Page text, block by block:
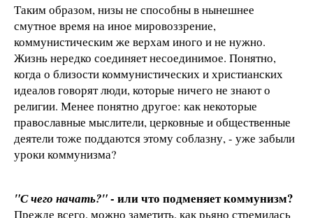
Таким образом, низы не способны в нынешнее
смутное время на иное мировоззрение,
коммунистическим же верхам иного и не нужно.
Жизнь нередко соединяет несоединимое. Понятно,
когда о близости коммунистических и христианских
идеалов говорят люди, которые ничего не знают о
религии. Менее понятно другое: как некоторые
православные мыслители, церковные и общественные
деятели тоже поддаются этому соблазну, - уже забыли
уроки коммунизма?
"С чего начать?"- или что подменяет коммунизм?
Прежде всего, можно заметить, как рьяно стремилась